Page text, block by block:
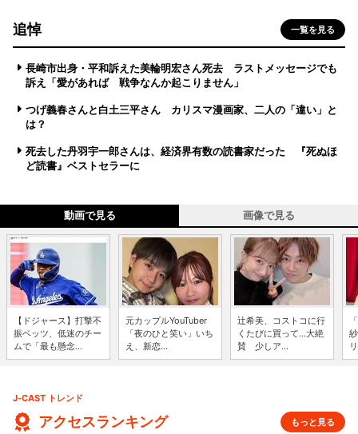
追悼 一覧を見る
長崎市出身・平和訴えた美輪明宏さん死去 ラストメッセージでも
訴え「愛があれば 戦争なんか起こりません」
つげ義春さんと白土三平さん カリスマ漫画家、二人の「違い」と
は？
死去した丹羽宇一郎さんは、経済界有数の読書家だった 『死ぬほ
ど読書』ベストセラーに
動画で見る 画像で見る
【ドジャース】打撃不
振ベッツ、低迷のチー
ムで「最も懸念...
元カップルYouTuber
「夜のひと笑い」いち
え、新恋...
辻希美、コストコに行
くたびに買って...大絶
賛 少しア...
J-CAST トレンド
アクセスランキング もっと見る